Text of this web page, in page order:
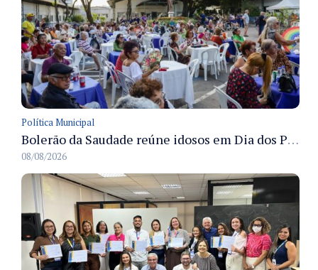
Política Municipal
Bolerão da Saudade reúne idosos em Dia dos Pais promovido pela Fundação Dr. Thomas em Manaus
08/08/2026